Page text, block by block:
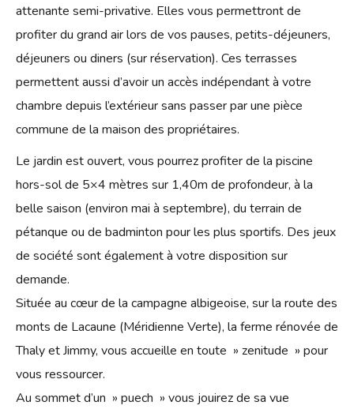
attenante semi-privative. Elles vous permettront de
profiter du grand air lors de vos pauses, petits-déjeuners,
déjeuners ou diners (sur réservation). Ces terrasses
permettent aussi d’avoir un accès indépendant à votre
chambre depuis l’extérieur sans passer par une pièce
commune de la maison des propriétaires.
Le jardin est ouvert, vous pourrez profiter de la piscine
hors-sol de 5×4 mètres sur 1,40m de profondeur, à la
belle saison (environ mai à septembre), du terrain de
pétanque ou de badminton pour les plus sportifs. Des jeux
de société sont également à votre disposition sur
demande.
Située au cœur de la campagne albigeoise, sur la route des
monts de Lacaune (Méridienne Verte), la ferme rénovée de
Thaly et Jimmy, vous accueille en toute » zenitude » pour
vous ressourcer.
Au sommet d’un » puech » vous jouirez de sa vue